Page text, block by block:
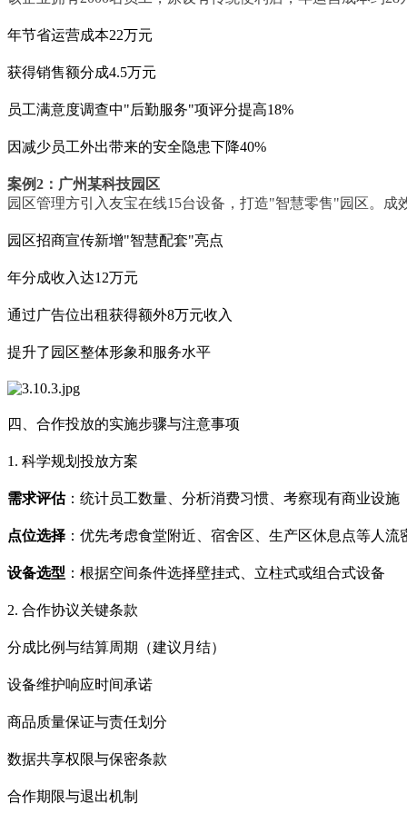
年节省运营成本22万元
获得销售额分成4.5万元
员工满意度调查中"后勤服务"项评分提高18%
因减少员工外出带来的安全隐患下降40%
案例2：广州某科技园区
园区管理方引入友宝在线15台设备，打造"智慧零售"园区。成
园区招商宣传新增"智慧配套"亮点
年分成收入达12万元
通过广告位出租获得额外8万元收入
提升了园区整体形象和服务水平
四、合作投放的实施步骤与注意事项
1. 科学规划投放方案
需求评估：统计员工数量、分析消费习惯、考察现有商业设施
点位选择 ：优先考虑食堂附近、宿舍区、生产区休息点等人流
设备选型 ：根据空间条件选择壁挂式、立柱式或组合式设备
2. 合作协议关键条款
分成比例与结算周期（建议月结）
设备维护响应时间承诺
商品质量保证与责任划分
数据共享权限与保密条款
合作期限与退出机制